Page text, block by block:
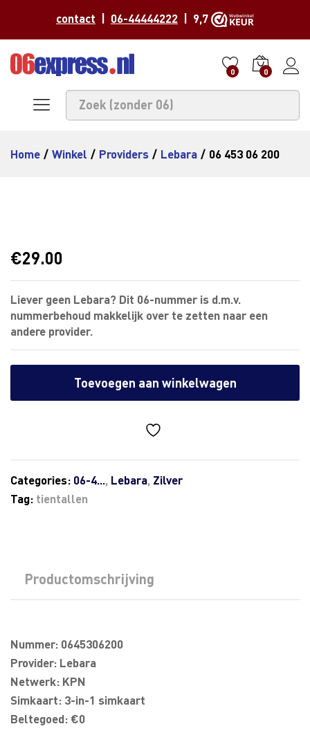
contact 06-44444222 | 9,7
0 0
Home / Winkel / Providers / Lebara / 06 453 06 200
€29.00
Liever geen Lebara? Dit 06-nummer is d.m.v.
nummerbehoud makkelijk over te zetten naar een
andere provider.
Toevoegen aan winkelwagen
Categories: 06-4..., Lebara, Zilver
Tag: tientallen
Productomschrijving
Nummer: 0645306200
Provider: Lebara
Netwerk: KPN
Simkaart: 3-in-1 simkaart
Beltegoed: €0